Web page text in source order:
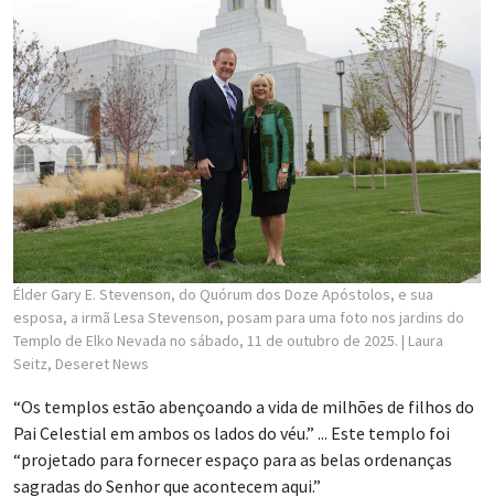
Élder Gary E. Stevenson, do Quórum dos Doze Apóstolos, e sua
esposa, a irmã Lesa Stevenson, posam para uma foto nos jardins do
Templo de Elko Nevada no sábado, 11 de outubro de 2025. | Laura
Seitz, Deseret News
“Os templos estão abençoando a vida de milhões de filhos do
Pai Celestial em ambos os lados do véu.” ... Este templo foi
“projetado para fornecer espaço para as belas ordenanças
sagradas do Senhor que acontecem aqui.”